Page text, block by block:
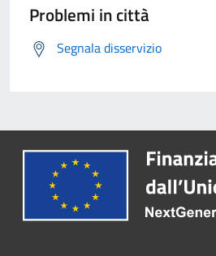
Problemi in città
Segnala disservizio